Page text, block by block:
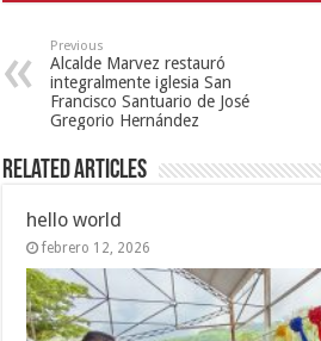
Previous
Alcalde Marvez restauró
integralmente iglesia San
Francisco Santuario de José
Gregorio Hernández
Related Articles
hello world
febrero 12, 2026